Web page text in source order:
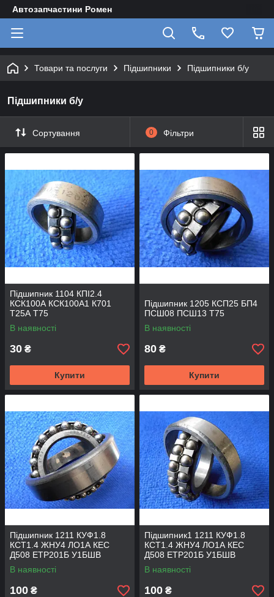
Автозапчастини Ромен
Товари та послуги Підшипники Підшипники б/у
Підшипники б/у
Сортування 0 Фільтри
Підшипник 1104 КПІ2.4
КСК100А КСК100А1 К701
Т25А Т75
В наявності
30 ₴
Купити
Підшипник 1205 КСП25 БП4
ПСШ08 ПСШ13 Т75
В наявності
80 ₴
Купити
Підшипник 1211 КУФ1.8
КСТ1.4 ЖНУ4 ЛО1А КЕС
Д508 ЕТР201Б У1БШВ
А1ДЕС
В наявності
100 ₴
Підшипник1 1211 КУФ1.8
КСТ1.4 ЖНУ4 ЛО1А КЕС
Д508 ЕТР201Б У1БШВ
А1ДЕС
В наявності
100 ₴